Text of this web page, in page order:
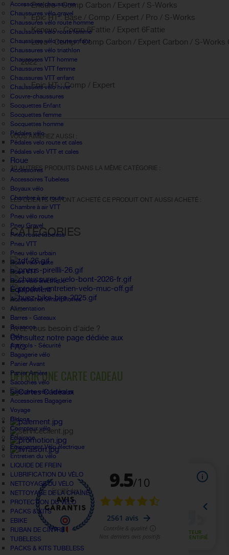
Accessoires chaussures
Chaussures vélo gravel
Chaussures vélo route homme
Chaussures vélo route femme
Chaussures vélo route enfant
Chaussures vélo triathlon
Chaussures VTT homme
Chaussures VTT femme
Chaussures VTT enfant
Chaussures vélo hiver
Couvre-chaussures
Socquettes Enfant
Socquettes femme
Socquettes homme
Pédales vélo
Pédales velo route et cales
Pédales velo VTT et cales
Roue
Accessoires
Accessoires Tubeless
Boyaux vélo
Chambre à air route
Chambre à air VTT
Pneu vélo route
Pneu Gravel
Pneu route tubeless
Pneu VTT
Pneu vélo urbain
Roue vélo route
Roue VTT
Roue vélo électrique
Équipement
Accessoires Smartphones
Alimentation
Barres - Gateaux
Boissons
Gels
Antivols - Sécurité
Bagagerie vélo
Panier Avant
Panier Arrière
Sacoches vélo
Sacoches vélo latérales
Accessoires Bagagerie
Voyage
Bidons
Compteur vélo
Éclairage
Equipement Vélo électrique
Entretien du vélo
LIQUIDE DE FREIN
LUBRIFICATION DU VÉLO
NETTOYAGE DU VÉLO
NETTOYAGE DE LA CHAÎNE
PROTECTION DU VÉLO
PACKS & KITS
EBIKE
RUBAN DE CINTRE
TUBELESS
PACKS & KITS TUBELESS
Enduro : Comp Carbon / Expert / S-Works
Epic HT : Base / Comp / Expert / Pro / S-Works
Kenevo : Comp 6Fattie / Expert 6Fattie
Levo : Comp / Comp Carbon / Expert Carbon / S-Works
2022 :
Epic HT : Comp / Expert
VOUS AIMEREZ AUSSI :
30 AUTRES PRODUITS DANS LA MÊME CATÉGORIE :
LES CLIENTS QUI ONT ACHETÉ CE PRODUIT ONT AUSSI ACHETÉ :
CATÉGORIES
FAQ
Avez vous besoin d'aide ?
Consultez notre page dédiée aux
FAQ.
OFFRIR UNE CARTE CADEAU